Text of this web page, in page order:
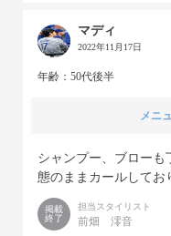
マディ
2022年11月17日
年齢：50代後半
メニ
シャンプー、ブロー
態のままカールしてお
掲載
終了
担当スタイリスト
前畑 澪音